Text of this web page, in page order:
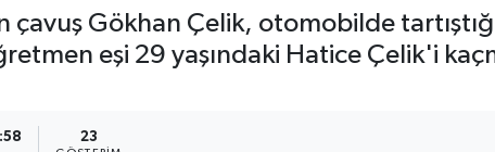
çavuş Gökhan Çelik, otomobilde
eşi 29 yaşındaki Hatice Çelik'i
23